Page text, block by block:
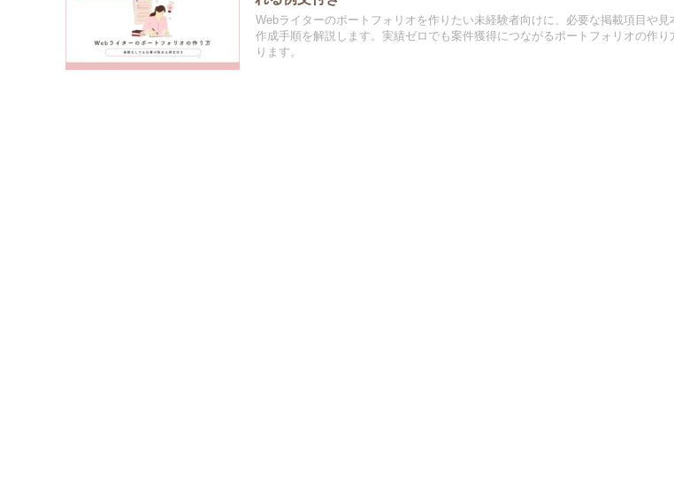
Webライターのポートフォリオを作りたい未経験者向けに、必要な掲載項目や見
作成手順を解説します。実績ゼロでも案件獲得につながるポートフォリオの作り
ります。